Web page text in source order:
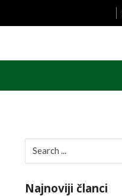
for:
Najnoviji članci